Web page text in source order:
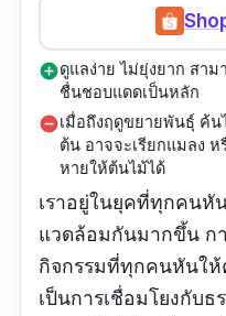
add_circleดูแลง่าย ไม่ยุ่งยาก สา
ชื่นชอบแดดเป็นหลัก
remove_circleเมื่อถึงฤดูขยายพันธุ์ ค้
ต้น อาจจะเรียกแมลง
หายให้ต้นไม้ได้
เราอยู่ในยุคที่ทุกคน
แวดล้อมกันมากขึ้น ก
กิจกรรมที่ทุกคนหันให้
เป็นการเชื่อมโยงกับ